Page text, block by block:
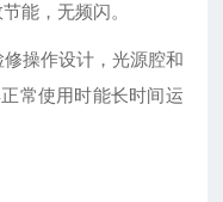
能，无频闪。
操作设计，光源腔和
常使用时能长时间运